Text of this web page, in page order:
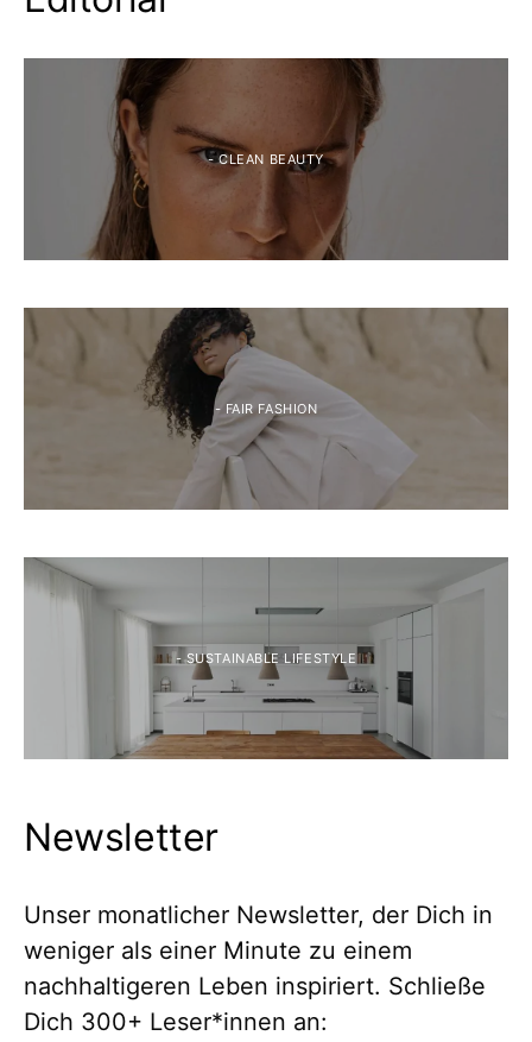
- CLEAN BEAUTY
- FAIR FASHION
- SUSTAINABLE LIFESTYLE
Newsletter
Unser monatlicher Newsletter, der Dich in
weniger als einer Minute zu einem
nachhaltigeren Leben inspiriert. Schließe
Dich 300+ Leser*innen an: